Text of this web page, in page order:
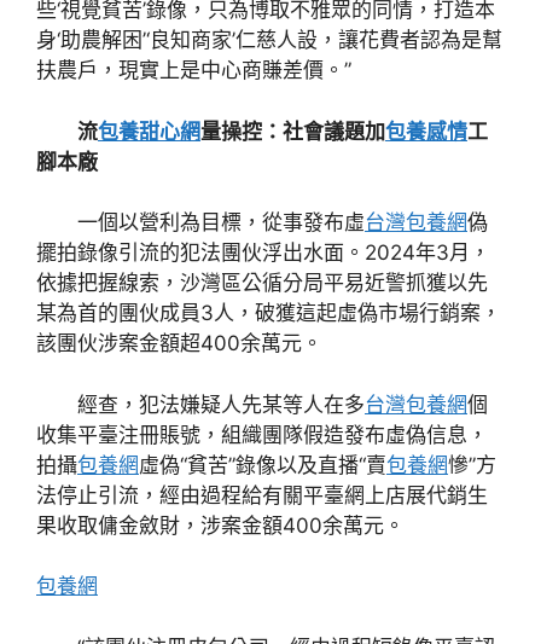
些‘視覺貧苦’錄像，只為博取不雅眾的同情，打造本
身‘助農解困’‘良知商家’仁慈人設，讓花費者認為是幫
扶農戶，現實上是中心商賺差價。”
流包養甜心網量操控：社會議題加包養感情工
腳本廠
一個以營利為目標，從事發布虛台灣包養網偽
擺拍錄像引流的犯法團伙浮出水面。2024年3月，
依據把握線索，沙灣區公循分局平易近警抓獲以先
某為首的團伙成員3人，破獲這起虛偽市場行銷案，
該團伙涉案金額超400余萬元。
經查，犯法嫌疑人先某等人在多台灣包養網個
收集平臺注冊賬號，組織團隊假造發布虛偽信息，
拍攝包養網虛偽“貧苦”錄像以及直播“賣包養網慘”方
法停止引流，經由過程給有關平臺網上店展代銷生
果收取傭金斂財，涉案金額400余萬元。
包養網